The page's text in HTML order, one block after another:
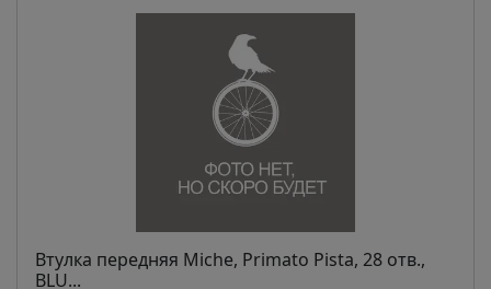
Втулка передняя Miche, Primato Pista, 28 отв.,
BLU...